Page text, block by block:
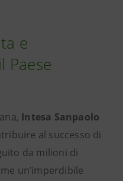
e
Paese
Intesa Sanpaolo
al successo di
da milioni di
un’imperdibile